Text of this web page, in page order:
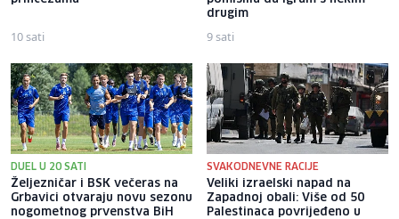
10 sati
drugim
9 sati
DUEL U 20 SATI
Željezničar i BSK večeras na
Grbavici otvaraju novu sezonu
nogometnog prvenstva BiH
SVAKODNEVNE RACIJE
Veliki izraelski napad na
Zapadnoj obali: Više od 50
Palestinaca povrijeđeno u